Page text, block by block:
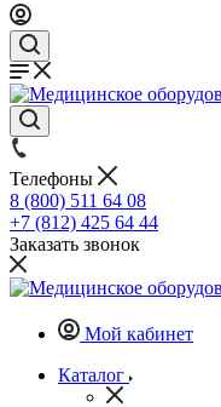
Телефоны
8 (800) 511 64 08
+7 (812) 425 64 44
Заказать звонок
Мой кабинет
Каталог